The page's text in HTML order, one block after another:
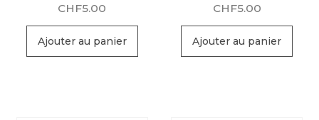
CHF5.00
Ajouter au panier
CHF5.00
Ajouter au panier